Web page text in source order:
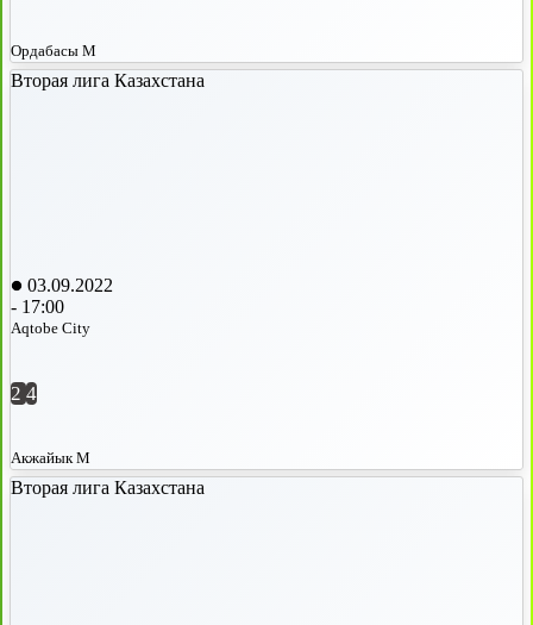
Ордабасы М
Вторая лига Казахстана
03.09.2022
- 17:00
Aqtobe City
2 4
Акжайык М
Вторая лига Казахстана